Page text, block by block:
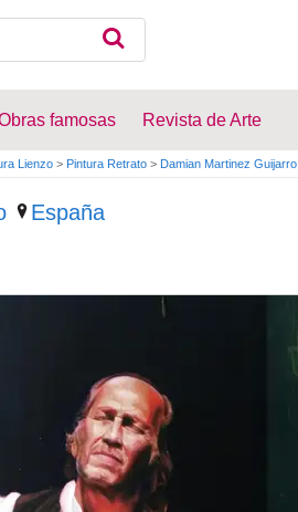
famosas Revista de Arte
Lienzo > Pintura Retrato > Damian Martinez Guijarro
España